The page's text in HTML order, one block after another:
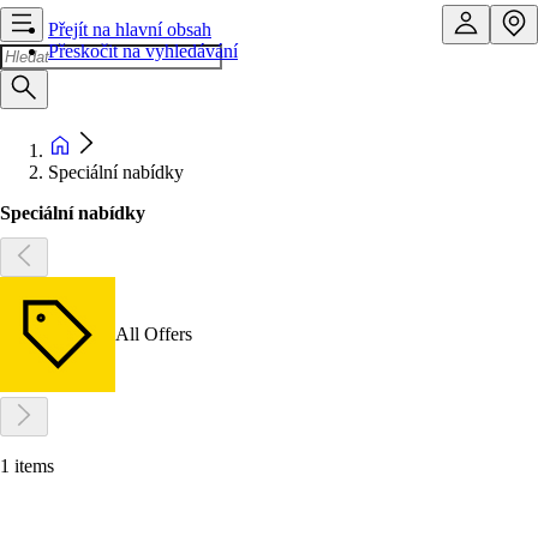
Přejít na hlavní obsah
Přeskočit na vyhledávání
Speciální nabídky
Speciální nabídky
All Offers
1 items